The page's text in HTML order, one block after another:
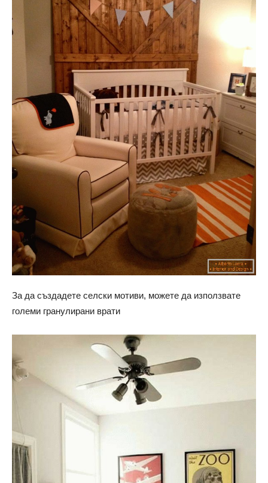
За да създадете селски мотиви, можете да използвате
големи гранулирани врати